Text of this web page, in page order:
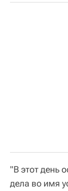
"В этот день
дела во имя